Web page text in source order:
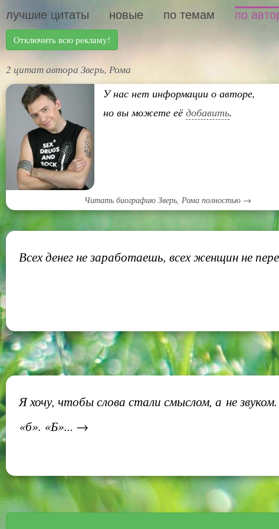
лучшие цитаты новые по темам по
Отключить всю рекламу!
2 цитат автора Зверь, Рома
У нас нет информации о авторе,
но вы можете её добавить.
Читать биографию Зверь, Рома полностью →
Всех денег не заработаешь, всех женщин не
Я хочу, чтобы слова стали смыслом, а не
«б». «Б»... →